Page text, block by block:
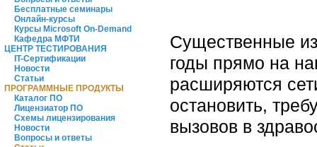
Бесплатные семинары
Онлайн-курсы
Курсы Microsoft On-Demand
Кафедра МФТИ
ЦЕНТР ТЕСТИРОВАНИЯ
IT-Сертификации
Новости
Статьи
ПРОГРАММНЫЕ ПРОДУКТЫ
Каталог ПО
Лицензиатор ПО
Схемы лицензирования
Новости
Вопросы и ответы
Существенные
годы прямо на
расширяются
остановить,
вызовов в